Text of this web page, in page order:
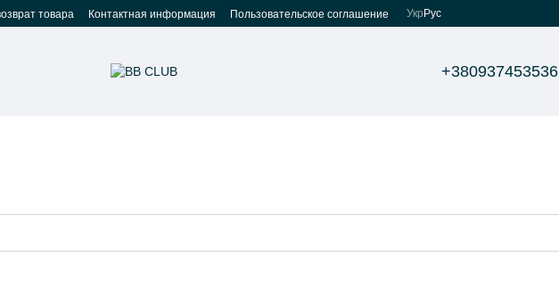
товара Контактная информация Пользовательское соглашение Укр Рус
+380937453536